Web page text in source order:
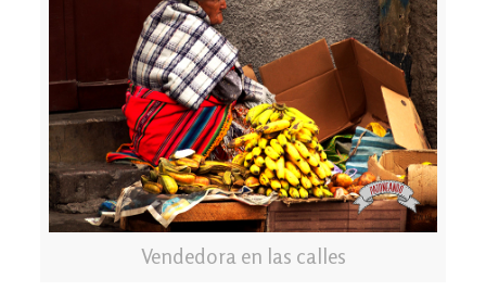
Vendedora en las calles